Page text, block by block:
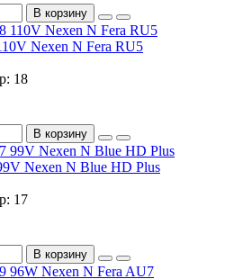
В корзину
Nexen N Fera RU5
18
В корзину
Nexen N Blue HD Plus
17
В корзину